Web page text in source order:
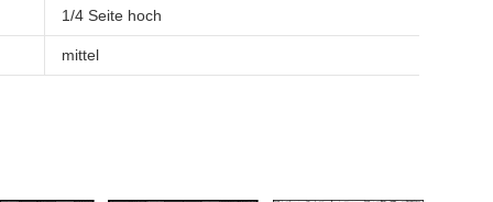
1/4 Seite hoch
mittel